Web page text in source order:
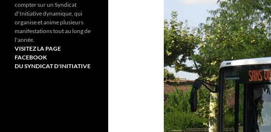
compter sur un Syndicat
d'Initiative dynamique, qui
organise et anime plusieurs
manifestations tout au long de
l'année.
VISITEZ LA PAGE
FACEBOOK
DU SYNDICAT D'INITIATIVE